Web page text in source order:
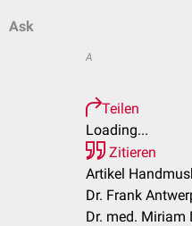
Ask
A
Teilen
Loading...
Zitieren
Artikel
Dr. Frank
Dr. med. Miriam